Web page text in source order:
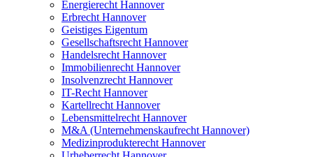
Energierecht Hannover
Erbrecht Hannover
Geistiges Eigentum
Gesellschaftsrecht Hannover
Handelsrecht Hannover
Immobilienrecht Hannover
Insolvenzrecht Hannover
IT-Recht Hannover
Kartellrecht Hannover
Lebensmittelrecht Hannover
M&A (Unternehmenskaufrecht Hannover)
Medizinprodukterecht Hannover